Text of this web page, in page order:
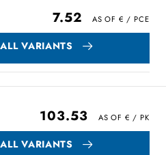
7.52
ALL VARIANTS
103.53
ALL VARIANTS